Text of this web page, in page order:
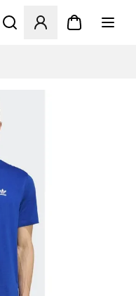
Åbner en Modal til at